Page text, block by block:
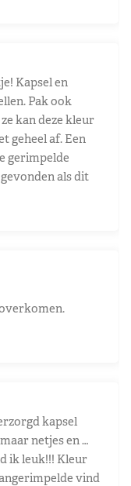
Kapsel en
Pak ook
kan deze kleur
geheel af. Een
gerimpelde
als dit
kapsel
netjes en …
ik leuk!!! Kleur
vind